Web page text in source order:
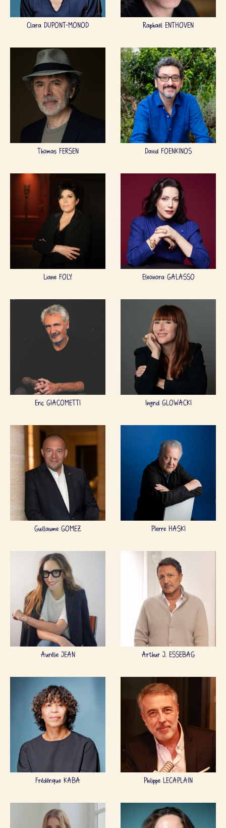
Clara DUPONT-MONOD Raphaël ENTHOVEN
Thomas FERSEN David FOENKINOS
Liane FOLY Eleonora GALASSO
Eric GIACOMETTI Ingrid GLOWACKI
Guillaume GOMEZ PIerre HASKI
Aurélie JEAN Arthur J. ESSEBAG
Frédérique KABA Philippe LECAPLAIN